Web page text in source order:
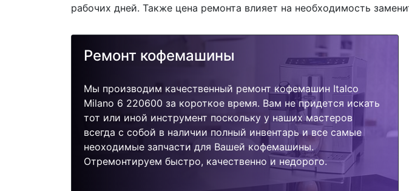
рабочих дней. Также цена ремонта влияет на необходимость
Ремонт кофемашины
Мы производим качественный ремонт кофемашин Italco
Milano 6 220600 за короткое время. Вам не придется искать
тот или иной инструмент поскольку у наших мастеров
всегда с собой в наличии полный инвентарь и все самые
неоходимые запчасти для Вашей кофемашины.
Отремонтируем быстро, качественно и недорого.